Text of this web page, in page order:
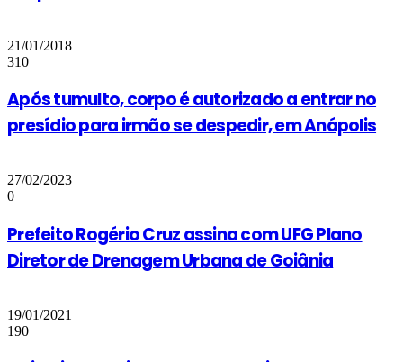
21/01/2018
310
Após tumulto, corpo é autorizado a entrar no
presídio para irmão se despedir, em Anápolis
27/02/2023
0
Prefeito Rogério Cruz assina com UFG Plano
Diretor de Drenagem Urbana de Goiânia
19/01/2021
190